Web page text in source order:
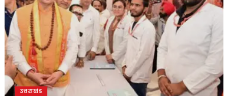
उत्तराखंड